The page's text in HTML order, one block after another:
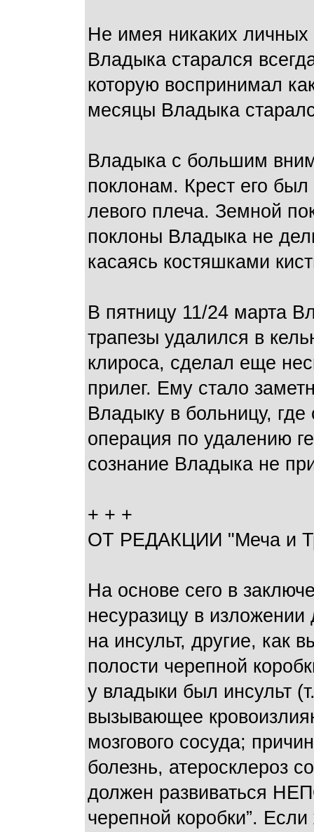
Не имея никаких
Владыка старался
которую воспринимал
месяцы Владыка
Владыка с большим
поклонам. Крест его
левого плеча. Земной
поклоны Владыка не
касаясь костяшками
В пятницу 11/24 марта
трапезы удалился в
клироса, сделал еще
прилег. Ему стало
Владыку в больницу,
операция по удалению
сознание Владыка не
+ + +
ОТ РЕДАКЦИИ "Меча и
На основе сего в
несуразицу в
на инсульт, другие, как
полости черепной
у владыки был инсульт
вызывающее
мозгового сосуда;
болезнь, атеросклероз
должен развиваться
черепной коробки”.